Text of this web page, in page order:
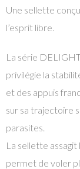
Une sellette
l’esprit libre.
La série
privilégie la
et des appuis
sur sa trajectoire
parasites.
La sellette
permet de voler